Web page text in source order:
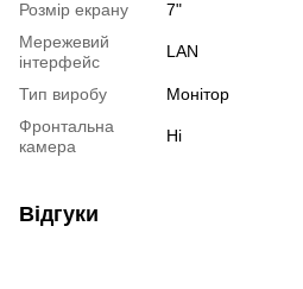
Розмір екрану
7"
Мережевий
інтерфейс
LAN
Тип виробу
Монітор
Фронтальна
камера
Ні
Відгуки